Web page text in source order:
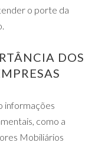
o porte da
DOS
informações
como a
Mobiliários